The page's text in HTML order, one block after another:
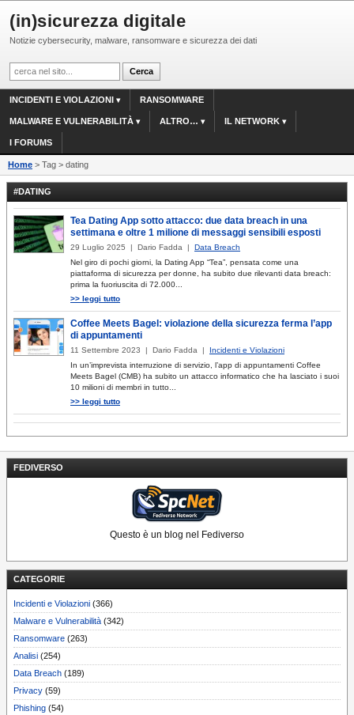
(in)sicurezza digitale
Notizie cybersecurity, malware, ransomware e sicurezza dei dati
INCIDENTI E VIOLAZIONI RANSOMWARE
MALWARE E VULNERABILITÀ ALTRO… IL NETWORK
I FORUMS
Home > Tag > dating
FEDIVERSO
Questo è un blog nel Fediverso
CATEGORIE
Incidenti e Violazioni (366)
Malware e Vulnerabilità (342)
Ransomware (263)
Analisi (254)
Data Breach (189)
Privacy (59)
Phishing (54)
#DATING
Tea Dating App sotto attacco: due data breach in una
settimana e oltre 1 milione di messaggi sensibili esposti
29 Luglio 2025 | Dario Fadda | Data Breach
Nel giro di pochi giorni, la Dating App “Tea”, pensata come una
piattaforma di sicurezza per donne, ha subito due rilevanti data breach:
prima la fuoriuscita di 72.000...
>> leggi tutto
Coffee Meets Bagel: violazione della sicurezza ferma l’app
di appuntamenti
11 Settembre 2023 | Dario Fadda | Incidenti e Violazioni
In un’imprevista interruzione di servizio, l’app di appuntamenti Coffee
Meets Bagel (CMB) ha subito un attacco informatico che ha lasciato i suoi
10 milioni di membri in tutto...
>> leggi tutto